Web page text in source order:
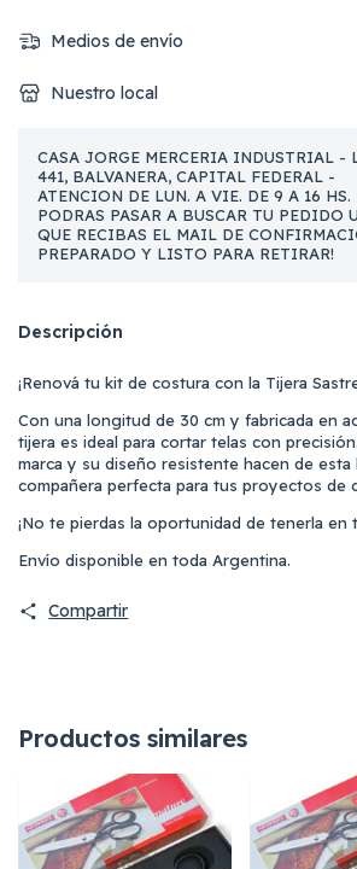
Medios de envío
Nuestro local
CASA JORGE MERCERIA INDUSTRIAL -
441, BALVANERA, CAPITAL FEDERAL -
ATENCION DE LUN. A VIE. DE 9 A 16 HS.
PODRAS PASAR A BUSCAR TU PEDIDO
QUE RECIBAS EL MAIL DE
PREPARADO Y LISTO PARA RETIRAR!
Descripción
¡Renová tu kit de costura con la Tijera
Con una longitud de 30 cm y fabricada en
tijera es ideal para cortar telas con
marca y su diseño resistente hacen de esta
compañera perfecta para tus proyectos de
¡No te pierdas la oportunidad de tenerla en
Envío disponible en toda Argentina.
Compartir
Productos similares